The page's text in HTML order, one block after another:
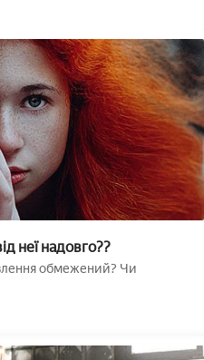
неї надовго??
обмежений? Чи